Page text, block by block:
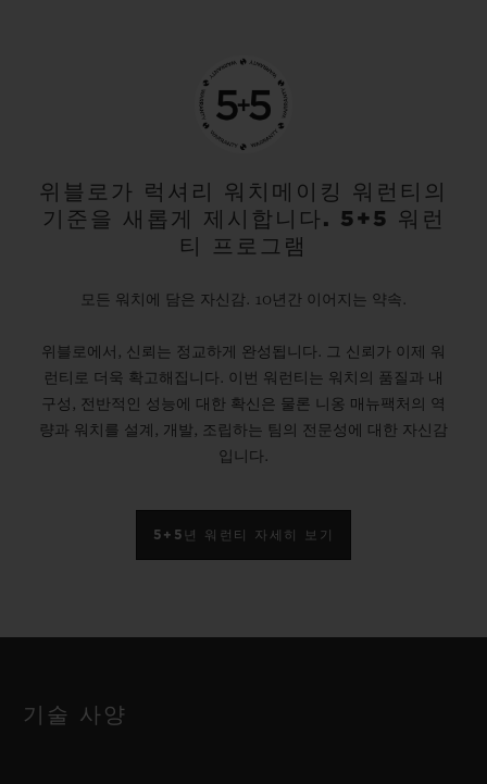
위블로가 럭셔리 워치메이킹 워런티의
기준을 새롭게 제시합니다. 5+5 워런
티 프로그램
모든 워치에 담은 자신감. 10년간 이어지는 약속.
위블로에서, 신뢰는 정교하게 완성됩니다. 그 신뢰가 이제 워
런티로 더욱 확고해집니다. 이번 워런티는 워치의 품질과 내
구성, 전반적인 성능에 대한 확신은 물론 니옹 매뉴팩처의 역
량과 워치를 설계, 개발, 조립하는 팀의 전문성에 대한 자신감
입니다.
5+5년 워런티 자세히 보기
기술 사양